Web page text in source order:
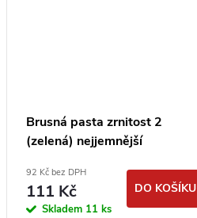
Brusná pasta zrnitost 2
(zelená) nejjemnější
92 Kč bez DPH
111 Kč
Skladem 11 ks
DO KOŠÍKU